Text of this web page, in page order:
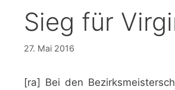
Sieg für
27. Mai 2016
[ra] Bei den